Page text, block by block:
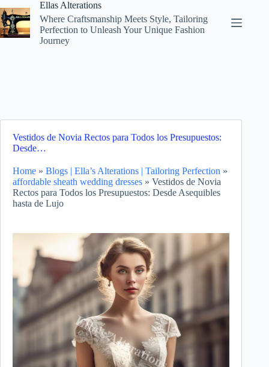
to
content
Ellas Alterations
Where Craftsmanship Meets Style, Tailoring
Perfection to Unleash Your Unique Fashion
Journey
Vestidos de Novia Rectos para Todos los Presupuestos:
Desde…
Home » Blogs | Ella’s Alterations | Tailoring Perfection »
affordable sheath wedding dresses » Vestidos de Novia
Rectos para Todos los Presupuestos: Desde Asequibles
hasta de Lujo